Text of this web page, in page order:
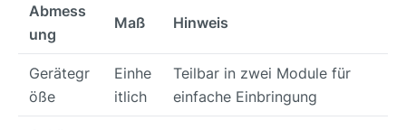
Abmess
ung
Maß Hinweis
Gerätegr
öße
Einhe
itlich
Teilbar in zwei Module für
einfache Einbringung